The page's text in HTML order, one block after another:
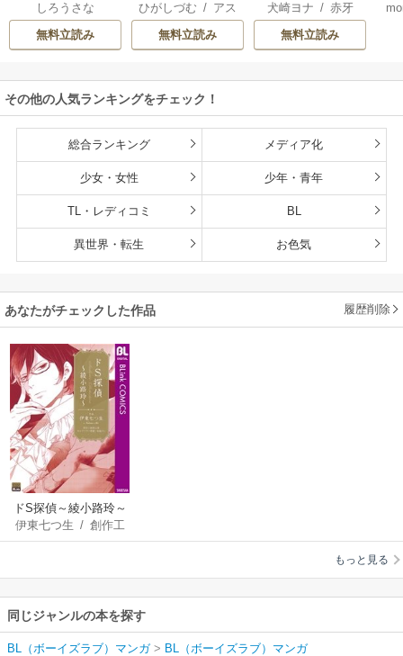
氏
しろうさな
無料立読み
用なので
ひがしづむ / アス
ティル編集部
無料立読み
り直しの世界で義
弟達にごまをする
（分冊版）
犬崎ヨナ / 赤牙
無料立読み
その他の人気ランキングをチェック！
総合ランキング メディア化
少女・女性 少年・青年
TL・レディコミ BL
異世界・転生 お色気
あなたがチェックした作品 履歴削除
ドS探偵～綾小路玲～
【シーモア限定特典
付き】
伊東七つ生 / 創作工
房/秋庭けい
もっと見る
同じジャンルの本を探す
BL（ボーイズラブ）マンガ> BL（ボーイズラブ）マンガ